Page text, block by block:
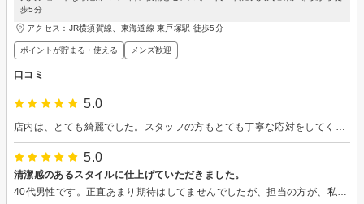
歩5分
アクセス：JR横須賀線、東海道線 東戸塚駅 徒歩5分
ポイントが貯まる・使える メンズ歓迎
口コミ
5.0
5.0
清潔感のあるスタイルに仕上げていただきました。